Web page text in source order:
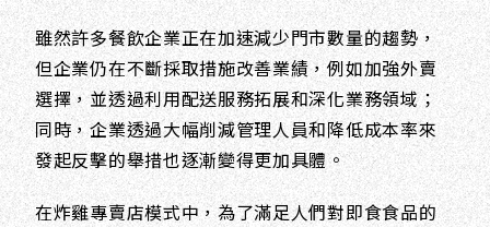
雖然許多餐飲企業正在加速減少門市數量的趨勢，
但企業仍在不斷採取措施改善業績，例如加強外賣
選擇，並透過利用配送服務拓展和深化業務領域；
同時，企業透過大幅削減管理人員和降低成本率來
發起反擊的舉措也逐漸變得更加具體。
在炸雞專賣店模式中，為了滿足人們對即食食品的